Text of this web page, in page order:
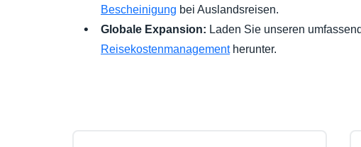
Bescheinigung bei Auslandsreisen.
Globale Expansion: Laden Sie unseren
Reisekostenmanagementherunter.